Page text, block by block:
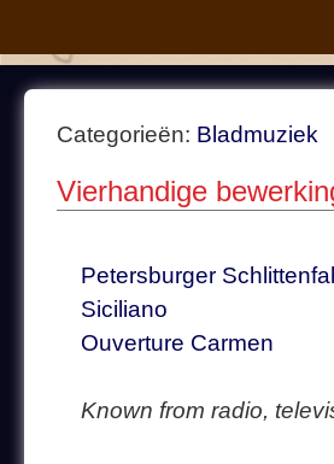
Categorieën: Bladmuziek
Vierhandige
Petersburger
Siciliano
Ouverture Carmen
Known from radio,